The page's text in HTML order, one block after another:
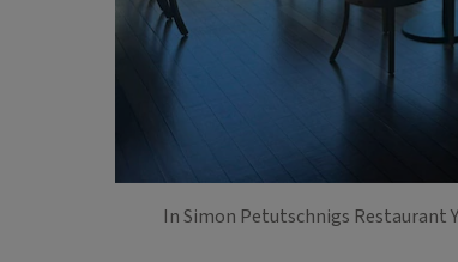
In Simon Petutschnigs Restaurant